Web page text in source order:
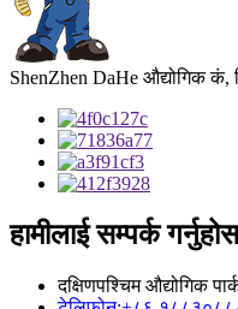
ShenZhen DaHe औद्योगिक कं,
हामीलाई सम्पर्क गर्नुहोस
दक्षिणपश्चिम औद्योगिक